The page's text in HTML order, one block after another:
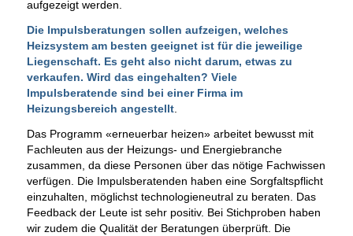
aufgezeigt werden.
Die Impulsberatungen sollen aufzeigen, welches
Heizsystem am besten geeignet ist für die jeweilige
Liegenschaft. Es geht also nicht darum, etwas zu
verkaufen. Wird das eingehalten? Viele
Impulsberatende sind bei einer Firma im
Heizungsbereich angestellt.
Das Programm «erneuerbar heizen» arbeitet bewusst mit
Fachleuten aus der Heizungs- und Energiebranche
zusammen, da diese Personen über das nötige Fachwissen
verfügen. Die Impulsberatenden haben eine Sorgfaltspflicht
einzuhalten, möglichst technologieneutral zu beraten. Das
Feedback der Leute ist sehr positiv. Bei Stichproben haben
wir zudem die Qualität der Beratungen überprüft. Die